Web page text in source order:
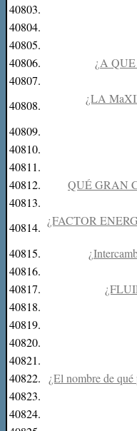
40803.
40804.
40805.
40806.
¿A
40807.
40808.
¿LA
40809.
40810.
40811.
40812.
QUÉ GRAN
40813.
40814. ¿FACTOR
40815.
40816.
40817.
40818.
40819.
40820.
40821.
40822.
¿El nombre de
40823.
40824.